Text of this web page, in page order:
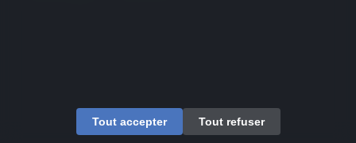
Tout accepter Tout refuser